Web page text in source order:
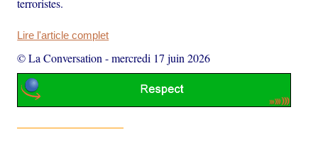
terroristes.
Lire l'article complet
© La Conversation -mercredi 17 juin 2026